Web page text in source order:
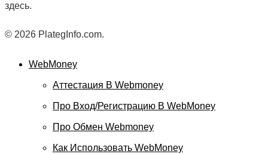
здесь.
© 2026 PlategInfo.com.
WebMoney
Аттестация В Webmoney
Про Вход/регистрацию В WebMoney
Про Обмен Webmoney
Как Использовать WebMoney